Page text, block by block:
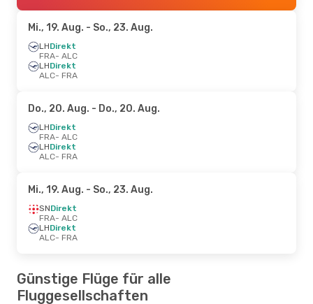
Mi., 19. Aug. - So., 23. Aug.
LHDirekt
FRA- ALC
LHDirekt
ALC- FRA
Do., 20. Aug. - Do., 20. Aug.
LHDirekt
FRA- ALC
LHDirekt
ALC- FRA
Mi., 19. Aug. - So., 23. Aug.
SNDirekt
FRA- ALC
LHDirekt
ALC- FRA
Günstige Flüge für alle
Fluggesellschaften